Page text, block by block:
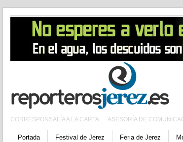
CORRESPONSALÍA A LA CARTA ASESORÍA DE
Portada Festival de Jerez Feria de Jerez